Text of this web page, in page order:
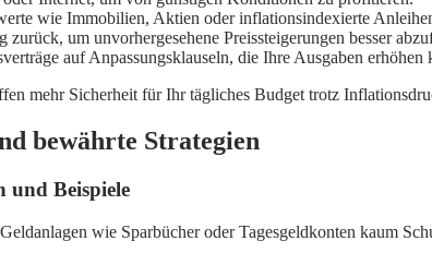
wie Immobilien, Aktien oder inflationsindexierte
um unvorhergesehene Preissteigerungen besser
auf Anpassungsklauseln, die Ihre Ausgaben erhöhen
mehr Sicherheit für Ihr tägliches Budget trotz
bewährte Strategien
und Beispiele
wie Sparbücher oder Tagesgeldkonten kaum